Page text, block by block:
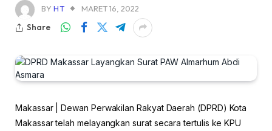
BY HT
MARET 16, 2022
Share
Makassar | Dewan Perwakilan Rakyat Daerah (DPRD) Kota
Makassar telah melayangkan surat secara tertulis ke KPU